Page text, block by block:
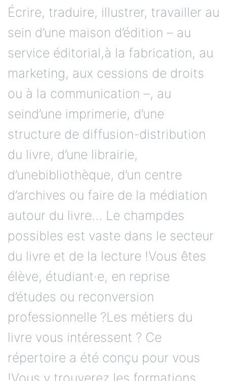
Écrire, traduire, illustrer, travailler au
sein d’une maison d’édition – au
service éditorial,à la fabrication, au
marketing, aux cessions de droits
ou à la communication –, au
seind’une imprimerie, d’une
structure de diffusion-distribution
du livre, d’une librairie,
d’unebibliothèque, d’un centre
d’archives ou faire de la médiation
autour du livre… Le champdes
possibles est vaste dans le secteur
du livre et de la lecture !Vous êtes
élève, étudiant·e, en reprise
d’études ou reconversion
professionnelle ?Les métiers du
livre vous intéressent ? Ce
répertoire a été conçu pour vous
!Vous y trouverez les formations